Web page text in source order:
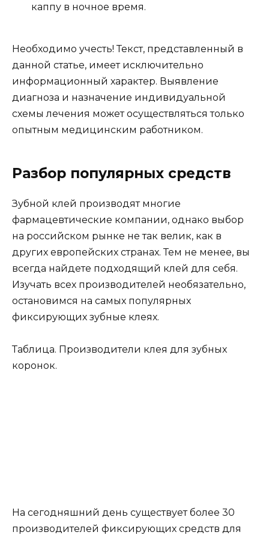
каппу в ночное время.
Необходимо учесть! Текст, представленный в
данной статье, имеет исключительно
информационный характер. Выявление
диагноза и назначение индивидуальной
схемы лечения может осуществляться только
опытным медицинским работником.
Разбор популярных средств
Зубной клей производят многие
фармацевтические компании, однако выбор
на российском рынке не так велик, как в
других европейских странах. Тем не менее, вы
всегда найдете подходящий клей для себя.
Изучать всех производителей необязательно,
остановимся на самых популярных
фиксирующих зубные клеях.
Таблица. Производители клея для зубных
коронок.
На сегодняшний день существует более 30
производителей фиксирующих средств для